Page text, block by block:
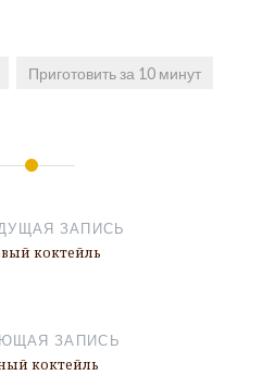
Приготовить за 10 минут
ЗАПИСЬ
коктейль
ЗАПИСЬ
коктейль